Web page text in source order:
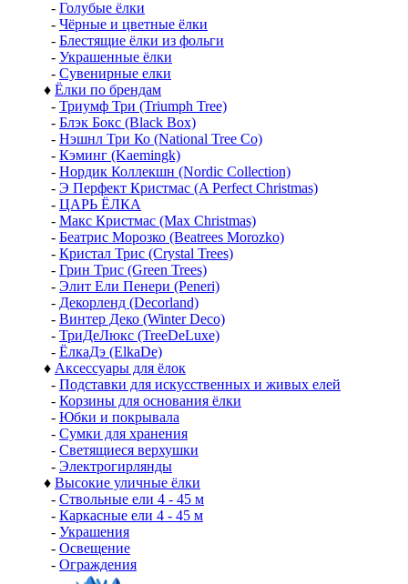
- Голубые ёлки
- Чёрные и цветные ёлки
- Блестящие ёлки из фольги
- Украшенные ёлки
- Сувенирные елки
♦ Ёлки по брендам
- Триумф Три (Triumph Tree)
- Блэк Бокс (Black Box)
- Нэшнл Три Ко (National Tree Co)
- Кэминг (Kaemingk)
- Нордик Коллекшн (Nordic Collection)
- Э Перфект Кристмас (A Perfect Christmas)
- ЦАРЬ ЁЛКА
- Макс Кристмас (Max Christmas)
- Беатрис Морозко (Beatrees Morozko)
- Кристал Трис (Crystal Trees)
- Грин Трис (Green Trees)
- Элит Ели Пенери (Peneri)
- Декорленд (Decorland)
- Винтер Деко (Winter Deco)
- ТриДеЛюкс (TreeDeLuxe)
- ЁлкаДэ (ElkaDe)
♦ Аксессуары для ёлок
- Подставки для искусственных и живых елей
- Корзины для основания ёлки
- Юбки и покрывала
- Сумки для хранения
- Светящиеся верхушки
- Электрогирлянды
♦ Высокие уличные ёлки
- Ствольные ели 4 - 45 м
- Каркасные ели 4 - 45 м
- Украшения
- Освещение
- Ограждения